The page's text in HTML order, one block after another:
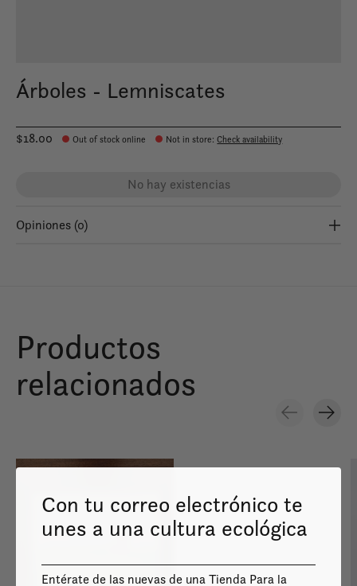
Árboles - Lemniscates
$18.00 Out of stock online Not in store:Check availability
No hay existencias
Opiniones (0)
Productos
relacionados
Con tu correo electrónico te
unes a una cultura ecológica
Entérate de las nuevas de una Tienda Para la